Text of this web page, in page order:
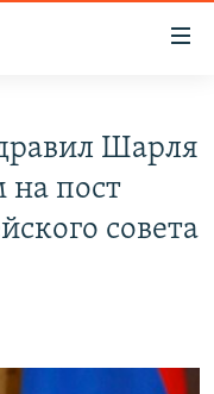
Шарля
пост
совета